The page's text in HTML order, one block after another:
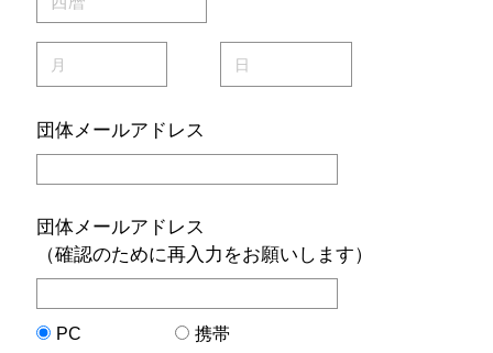
団体メールアドレス
団体メールアドレス
（確認のために再入力をお願いします）
PC 携帯